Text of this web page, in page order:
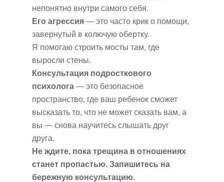
непонятно внутри самого себя.
Его агрессия — это часто крик о помощи,
завернутый в колючую обертку.
Я помогаю строить мосты там, где
выросли стены.
Консультация подросткового
психолога — это безопасное
пространство, где ваш ребенок сможет
высказать то, что не может сказать вам, а
вы — снова научитесь слышать друг
друга.
Не ждите, пока трещина в отношениях
станет пропастью. Запишитесь на
бережную консультацию.